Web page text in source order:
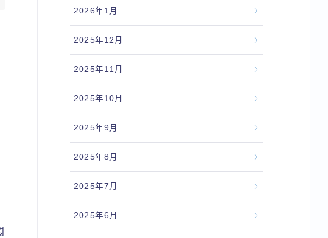
2026年1月
2025年12月
2025年11月
2025年10月
2025年9月
2025年8月
2025年7月
2025年6月